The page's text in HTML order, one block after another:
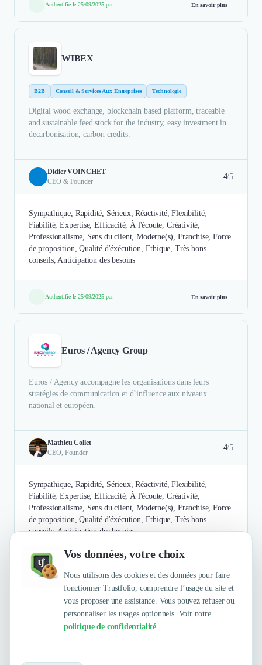
Vos données, votre choix
Nous utilisons des cookies et des données pour faire
fonctionner Trustfolio, comprendre l’usage du site et
vous proposer une assistance. Vous pouvez refuser ou
personnaliser les usages optionnels. Voir notre
politique de confidentialité .
Authentifié le 25/09/2025 par En savoir plus
WIBEX
B2B Conseil & Services Aux Entreprises Technologie
Digital wood exchange, blockchain based platform, traceable
and sustainable feed stock for the industry, easy investment in
decarbonisation, carbon credits.
Didier VOINCHET
CEO & Founder
4/5
Sympathique, Rapidité, Sérieux, Réactivité, Flexibilité,
Fiabilité, Expertise, Efficacité, À l'écoute, Créativité,
Professionalisme, Sens du client, Moderne(s), Franchise, Force
de proposition, Qualité d'éxécution, Ethique, Très bons
conseils, Anticipation des besoins
Authentifié le 25/09/2025 par En savoir plus
Euros / Agency Group
Euros / Agency accompagne les organisations dans leurs
stratégies de communication et d’influence aux niveaux
national et européen.
Mathieu Collet
CEO, Founder
4/5
Sympathique, Rapidité, Sérieux, Réactivité, Flexibilité,
Fiabilité, Expertise, Efficacité, À l'écoute, Créativité,
Professionalisme, Sens du client, Moderne(s), Franchise, Force
de proposition, Qualité d'éxécution, Ethique, Très bons
conseils, Anticipation des besoins
Authentifié le 25/09/2025 par